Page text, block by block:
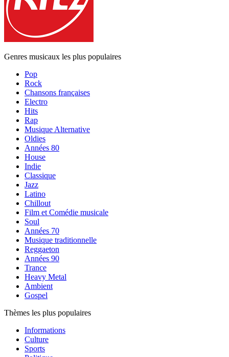
Genres musicaux les plus populaires
Pop
Rock
Chansons françaises
Electro
Hits
Rap
Musique Alternative
Oldies
Années 80
House
Indie
Classique
Jazz
Latino
Chillout
Film et Comédie musicale
Soul
Années 70
Musique traditionnelle
Reggaeton
Années 90
Trance
Heavy Metal
Ambient
Gospel
Thèmes les plus populaires
Informations
Culture
Sports